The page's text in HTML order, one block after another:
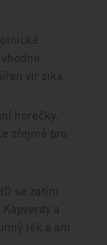
vir zika.
horečky,
zřejmě pro
se zatím
a
lék a ani